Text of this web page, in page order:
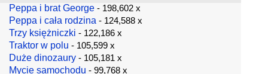
Peppa i brat George - 198,602 x
Peppa i cała rodzina - 124,588 x
Trzy księżniczki - 122,186 x
Traktor w polu - 105,599 x
Duże dinozaury - 105,181 x
Mycie samochodu - 99,768 x